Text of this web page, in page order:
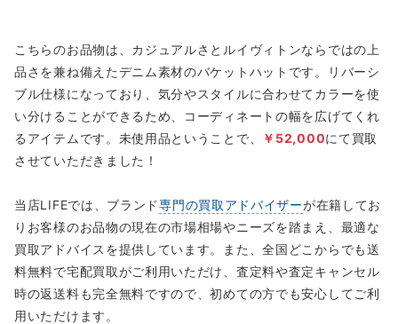
こちらのお品物は、カジュアルさとルイヴィトンならではの上
品さを兼ね備えたデニム素材のバケットハットです。リバーシ
ブル仕様になっており、気分やスタイルに合わせてカラーを使
い分けることができるため、コーディネートの幅を広げてくれ
るアイテムです。未使用品ということで、
￥52,000にて買取
させていただきました！
当店LIFEでは、ブランド専門の買取アドバイザーが在籍してお
りお客様のお品物の現在の市場相場やニーズを踏まえ、最適な
買取アドバイスを提供しています。また、全国どこからでも送
料無料で宅配買取がご利用いただけ、査定料や査定キャンセル
時の返送料も完全無料ですので、初めての方でも安心してご利
用いただけます。